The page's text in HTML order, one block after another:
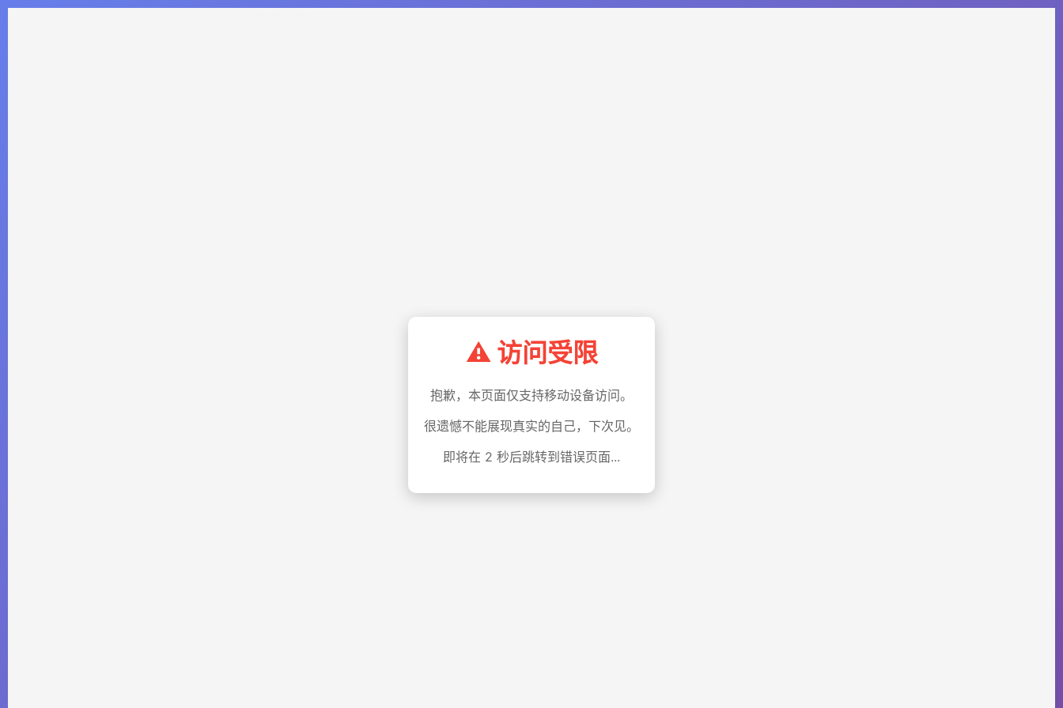
⚠️ 访问受限
抱歉，本页面仅支持移动设备访问。
很遗憾不能展现真实的自己，下次见。
即将在1秒后跳转到错误页面...